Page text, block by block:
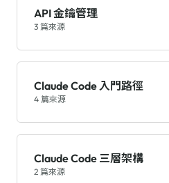
API 金鑰管理
3 篇來源
Claude Code 入門路徑
4 篇來源
Claude Code 三層架構
2 篇來源